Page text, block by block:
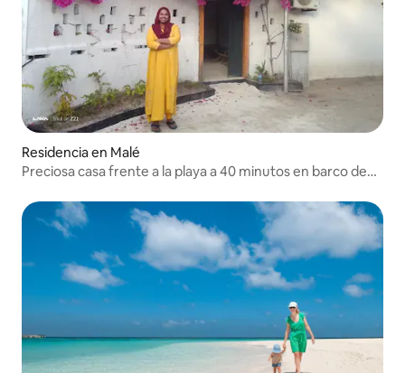
Residencia en Malé
Preciosa casa frente a la playa a 40 minutos en barco de